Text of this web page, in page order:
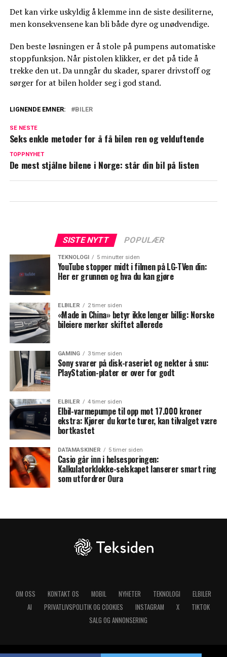
Det kan virke uskyldig å klemme inn de siste desiliterne,
men konsekvensene kan bli både dyre og unødvendige.
Den beste løsningen er å stole på pumpens automatiske
stoppfunksjon. Når pistolen klikker, er det på tide å
trekke den ut. Da unngår du skader, sparer drivstoff og
sørger for at bilen holder seg i god stand.
LIGNENDE EMNER: BILER
SE NESTE
Seks enkle metoder for å få bilen ren og velduftende
TOPPNYHET
De mest stjålne bilene i Norge: står din bil på listen
SISTE NYTT POPULÆR
TEKNOLOGI 5 minutter siden
YouTube stopper midt i filmen på LG-TVen din:
Her er grunnen og hva du kan gjøre
ELBILER 2 timer siden
«Made in China» betyr ikke lenger billig: Norske
bileiere merker skiftet allerede
GAMING 3 timer siden
Sony svarer på disk-raseriet og nekter å snu:
PlayStation-plater er over for godt
ELBILER 4 timer siden
Elbil-varmepumpe til opp mot 17.000 kroner
ekstra: Kjører du korte turer, kan tilvalget være
bortkastet
DATAMASKINER 5 timer siden
Casio går inn i helsesporingen:
Kalkulatorklokke-selskapet lanserer smart ring
som utfordrer Oura
OM OSS KONTAKT OS MOBIL NYHETER TEKNOLOGI
ELBILER
AI
PRIVATLIVSPOLITIK OG COOKIES INSTAGRAM X
TIKTOK
SALG OG ANNONSERING